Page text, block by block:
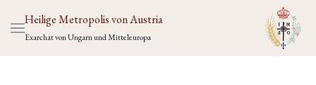
Heilige Metropolis von Austria
Exarchat von Ungarn und Mitteleuropa